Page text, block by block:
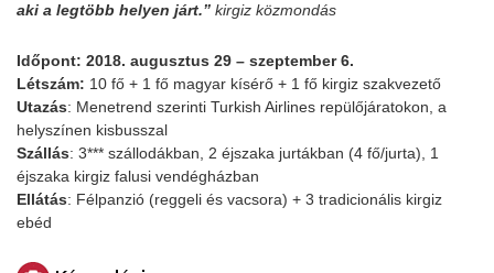
aki a legtöbb helyen járt.” kirgiz közmondás
Időpont: 2018. augusztus 29 – szeptember 6.
Létszám: 10 fő + 1 fő magyar kísérő + 1 fő kirgiz szakvezető
Utazás: Menetrend szerinti Turkish Airlines repülőjáratokon, a
helyszínen kisbusszal
Szállás: 3*** szállodákban, 2 éjszaka jurtákban (4 fő/jurta), 1
éjszaka kirgiz falusi vendégházban
Ellátás: Félpanzió (reggeli és vacsora) + 3 tradicionális kirgiz
ebéd